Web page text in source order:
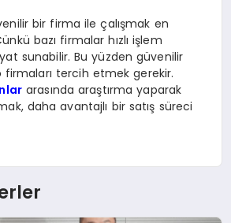
bir firma ile çalışmak en
bazı firmalar hızlı işlem
sunabilir. Bu yüzden güvenilir
tercih etmek gerekir.
arasında araştırma yaparak
daha avantajlı bir satış süreci